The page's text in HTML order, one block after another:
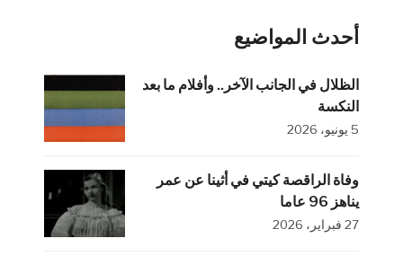
أحدث المواضيع
الظلال في الجانب الآخر.. وأفلام ما بعد
النكسة
5 يونيو، 2026
وفاة الراقصة كيتي في أثينا عن عمر
يناهز 96 عاما
27 فبراير، 2026